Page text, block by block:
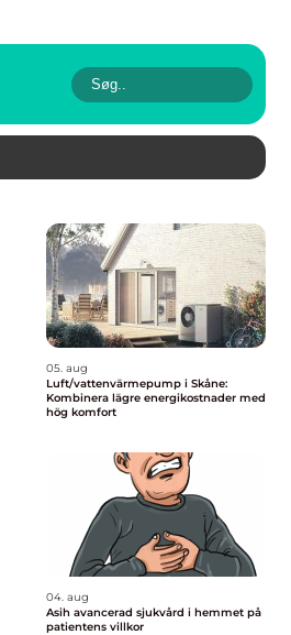
05. aug
Luft/vattenvärmepump i Skåne:
Kombinera lägre energikostnader med
hög komfort
04. aug
Asih avancerad sjukvård i hemmet på
patientens villkor